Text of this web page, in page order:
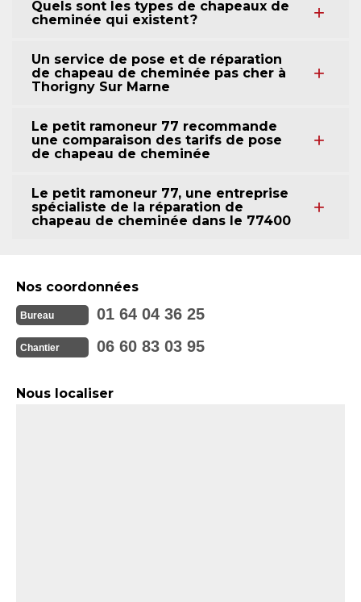
Quels sont les types de chapeaux de
cheminée qui existent ?
Un service de pose et de réparation
de chapeau de cheminée pas cher à
Thorigny Sur Marne
Le petit ramoneur 77 recommande
une comparaison des tarifs de pose
de chapeau de cheminée
Le petit ramoneur 77, une entreprise
spécialiste de la réparation de
chapeau de cheminée dans le 77400
Nos coordonnées
Bureau 01 64 04 36 25
Chantier 06 60 83 03 95
Nous localiser